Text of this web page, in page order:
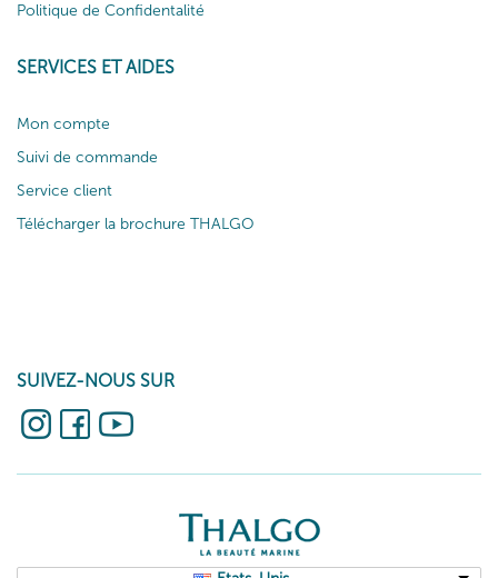
Politique de Confidentalité
SERVICES ET AIDES
Mon compte
Suivi de commande
Service client
Télécharger la brochure THALGO
SUIVEZ-NOUS SUR